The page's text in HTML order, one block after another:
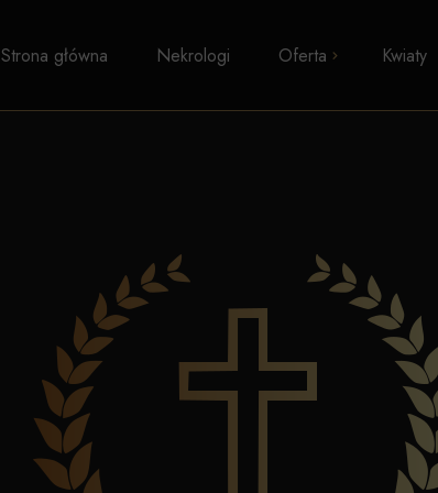
Strona główna Nekrologi Oferta
Pogrzeby wyznaniowe
Kwiaty